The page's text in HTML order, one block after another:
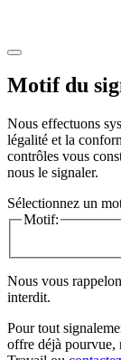
Motif du
Nous effectuons
légalité et la
contrôles vous
nous le signaler.
Sélectionnez un
Motif:
Nous vous
interdit.
Pour tout
offre déjà pourvue,